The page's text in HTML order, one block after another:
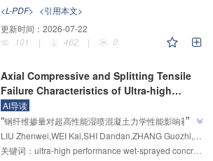
不同充填方式下土工管袋充填特性，为疏浚淤泥堆放场
地有限问题提供解决方案。
<L-PDF> <引用本文>
更新时间： 2026-07-22
101
| 462 | 0
Axial Compressive and Splitting Tensile
Failure Characteristics of Ultra-high
Performance Wet-sprayed Concrete
Based on AE and DIC
AI导读
“钢纤维掺量对超高性能湿喷混凝土力学性能影响获新
进展，研究人员结合声发射和数字图像相关技术，建立
了峰前损伤变量损伤演化模型，为钢纤维混凝土损伤定
”
关键词： ultra-high performance wet-sprayed concrete (UHPSC);steel fiber;compression;splitting tension;acoustic emission;digital image correlation